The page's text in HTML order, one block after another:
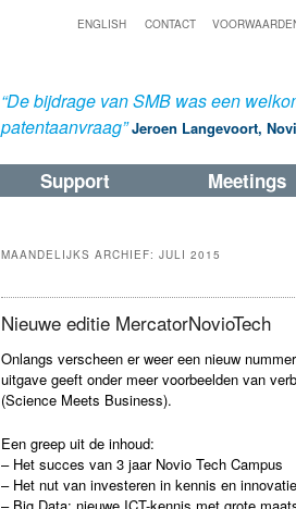
ENGLISH CONTACT
“De bijdrage van SMB was een
patentaanvraag” Jeroen Langevoort,
Support Meetings
MAANDELIJKS ARCHIEF: JULI 2015
Nieuwe editie MercatorNovioTech
Onlangs verscheen er weer een nieuw
uitgave geeft onder meer voorbeelden van
(Science Meets Business).
Een greep uit de inhoud:
– Het succes van 3 jaar Novio Tech Campus
– Het nut van investeren in kennis en